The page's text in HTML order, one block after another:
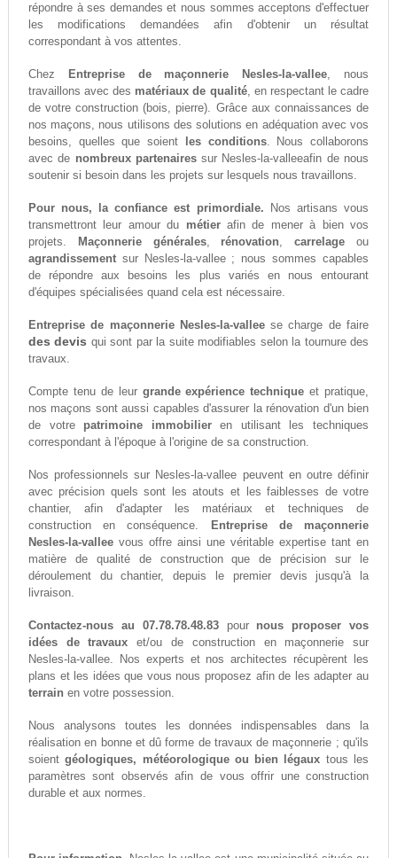
répondre à ses demandes et nous sommes acceptons d'effectuer
les modifications demandées afin d'obtenir un résultat
correspondant à vos attentes.
Chez Entreprise de maçonnerie Nesles-la-vallee, nous
travaillons avec des matériaux de qualité, en respectant le cadre
de votre construction (bois, pierre). Grâce aux connaissances de
nos maçons, nous utilisons des solutions en adéquation avec vos
besoins, quelles que soient
les conditions. Nous collaborons
avec de nombreux partenairessur Nesles-la-valleeafin de nous
soutenir si besoin dans les projets sur lesquels nous travaillons.
Pour nous, la confiance est primordiale. Nos artisans vous
transmettront leur amour du métierafin de mener à bien vos
projets.
Maçonnerie générales, rénovation,carrelage ou
agrandissementsur Nesles-la-vallee ; nous sommes capables
de répondre aux besoins les plus variés en nous entourant
d'équipes spécialisées quand cela est nécessaire.
Entreprise de maçonnerie Nesles-la-valleese charge de faire
des devis qui sont par la suite modifiables selon la tournure des
travaux.
Compte tenu de leur grande expérience technique et pratique,
nos maçons sont aussi capables d'assurer la rénovation d'un bien
de votre patrimoine immobilieren utilisant les techniques
correspondant à l'époque à l'origine de sa construction.
Nos professionnels sur Nesles-la-vallee peuvent en outre définir
avec précision quels sont les atouts et les faiblesses de votre
chantier, afin d'adapter les matériaux et techniques de
construction en conséquence.
Entreprise de maçonnerie
Nesles-la-valleevous offre ainsi une véritable expertise tant en
matière de qualité de construction que de précision sur le
déroulement du chantier, depuis le premier devis jusqu'à la
livraison.
Contactez-nous au 07.78.78.48.83pour nous proposer vos
idées de travaux et/ou de construction en maçonnerie sur
Nesles-la-vallee. Nos experts et nos architectes récupèrent les
plans et les idées que vous nous proposez afin de les adapter au
terrain en votre possession.
Nous analysons toutes les données indispensables dans la
réalisation en bonne et dû forme de travaux de maçonnerie ; qu'ils
soientgéologiques, météorologique ou bien légaux tous les
paramètres sont observés afin de vous offrir une construction
durable et aux normes.